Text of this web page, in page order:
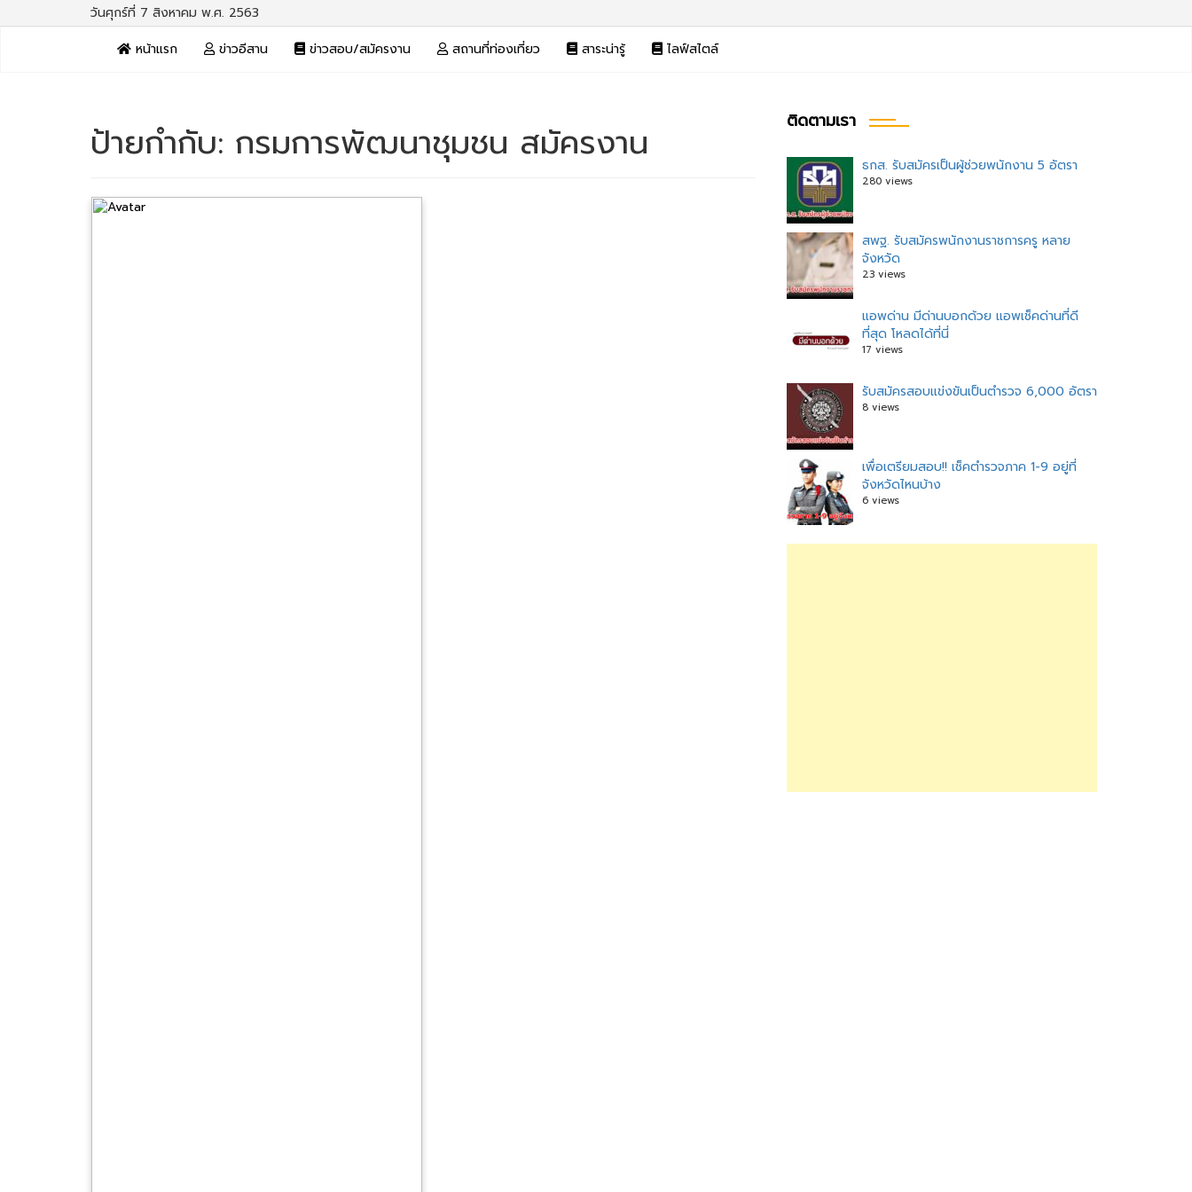
วันศุกร์ที่ 7 สิงหาคม พ.ศ. 2563
หน้าแรก
ข่าวอีสาน ข่าวสอบ/สมัครงาน สถานที่ท่องเที่ยว สาระน่ารู้ ไลฟ์สไตล์
ป้ายกำกับ: กรมการพัฒนาชุมชน สมัครงาน ติดตามเรา
ธกส. รับสมัครเป็นผู้ช่วยพนักงาน 5 อัตรา
280 views
สพฐ. รับสมัครพนักงานราชการครู หลาย
จังหวัด
23 views
แอพด่าน มีด่านบอกด้วย แอพเช็คด่านที่ดี
ที่สุด โหลดได้ที่นี่
17 views
รับสมัครสอบแข่งขันเป็นตำรวจ 6,000 อัตรา
8 views
เพื่อเตรียมสอบ!! เช็คตำรวจภาค 1-9 อยู่ที่
จังหวัดไหนบ้าง
6 views